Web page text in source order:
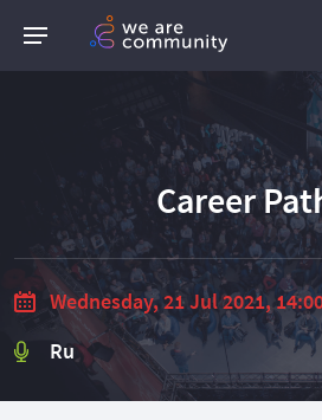
Career
Wednesday, 21 Jul 2021,
Ru